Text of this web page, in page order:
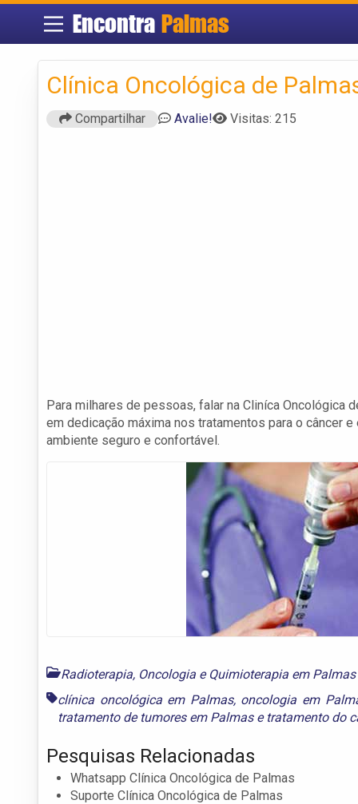
Encontra Palmas
Clínica Oncológica de
Compartilhar Avalie! Visitas: 215
Para milhares de pessoas, falar na Cliníca Oncológica
em dedicação máxima nos tratamentos para o câncer
ambiente seguro e confortável.
Radioterapia, Oncologia e Quimioterapia em Palmas
clínica oncológica em Palmas, oncologia em
tratamento de tumores em Palmase tratamento do
Pesquisas Relacionadas
Whatsapp Clínica Oncológica de Palmas
Suporte Clínica Oncológica de Palmas